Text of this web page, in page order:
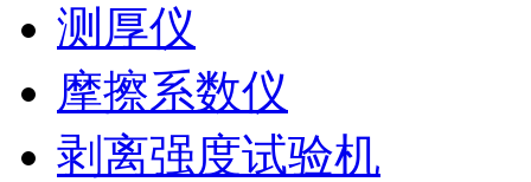
测厚仪
摩擦系数仪
剥离强度试验机